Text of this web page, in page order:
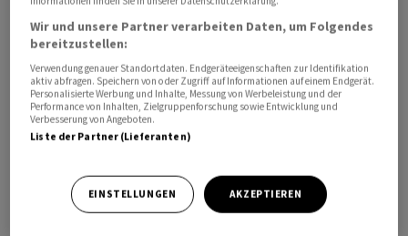
Braunkohle abbauen. Nach Angaben des
Energiekonzerns kam es zu erheblichen
Sachbeschädigungen, unter anderem an Fahrzeugen
und Anlagen des Konzerns. Zudem seien mehrere
Brunnen und Schaltanlagen zerstört worden./mi/DP/jha
(AWP)
Wir und unsere Partner verarbeiten Daten, um Folgendes
bereitzustellen:
Verwendung genauer Standortdaten. Endgeräteeigenschaften zur Identifikation
aktiv abfragen. Speichern von oder Zugriff auf Informationen auf einem Endgerät.
Personalisierte Werbung und Inhalte, Messung von Werbeleistung und der
Performance von Inhalten, Zielgruppenforschung sowie Entwicklung und
Verbesserung von Angeboten.
Liste der Partner (Lieferanten)
EINSTELLUNGEN AKZEPTIEREN